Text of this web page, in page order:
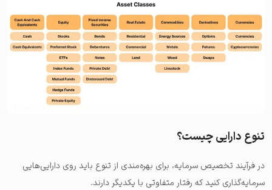
تنوع دارایی چیست؟
در فرآیند تخصیص سرمایه، برای بهره‌مندی از تنوع باید روی دارایی‌هایی
سرمایه‌گذاری کنید که رفتار متفاوتی با یکدیگر دارند.